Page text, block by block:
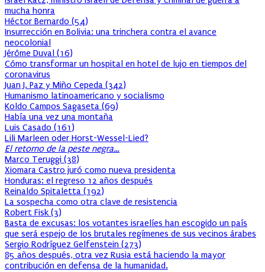
mucha honra
Héctor Bernardo (54)
Insurrección en Bolivia: una trinchera contra el avance
neocolonial
Jérôme Duval (16)
Cómo transformar un hospital en hotel de lujo en tiempos del
coronavirus
Juan J. Paz y Miño Cepeda (342)
Humanismo latinoamericano y socialismo
Koldo Campos Sagaseta (69)
Había una vez una montaña
Luis Casado (161)
Lili Marleen oder Horst-Wessel-Lied?
El retorno de la peste negra…
Marco Teruggi (38)
Xiomara Castro juró como nueva presidenta
Honduras: el regreso 12 años después
Reinaldo Spitaletta (192)
La sospecha como otra clave de resistencia
Robert Fisk (3)
Basta de excusas: los votantes israelíes han escogido un país
que será espejo de los brutales regímenes de sus vecinos árabes
Sergio Rodríguez Gelfenstein (273)
85 años después, otra vez Rusia está haciendo la mayor
contribución en defensa de la humanidad.